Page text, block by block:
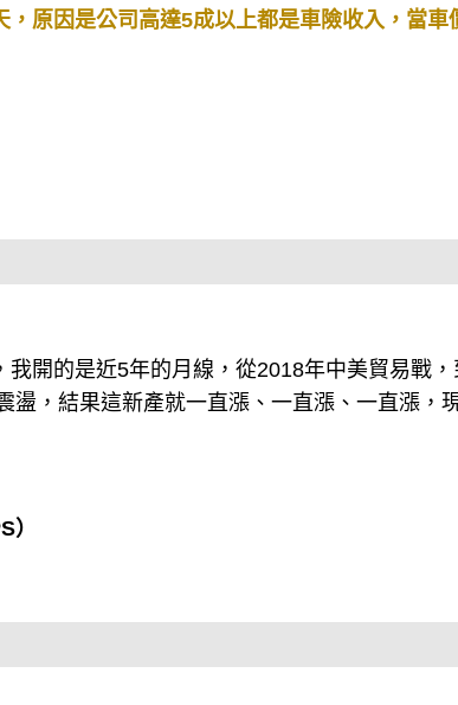
，原因是公司高達5成以上都是車險收入，當
我開的是近5年的月線，從2018年中美貿易戰
盪，結果這新產就一直漲、一直漲、一直漲，
）